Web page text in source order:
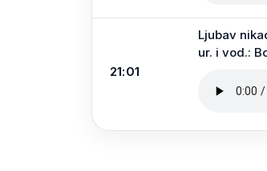
21:01
Ljubav
ur. i vod.: